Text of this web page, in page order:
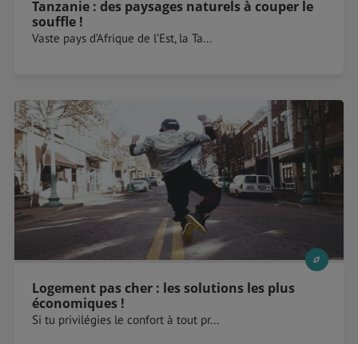
Tanzanie : des paysages naturels à couper le
souffle !
Vaste pays d’Afrique de l’Est, la Ta...
Logement pas cher : les solutions les plus
économiques !
Si tu privilégies le confort à tout pr...